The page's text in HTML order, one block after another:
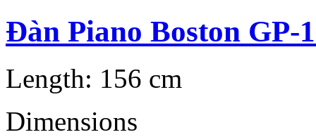
Đàn Piano Boston GP-
Length: 156 cm
Dimensions